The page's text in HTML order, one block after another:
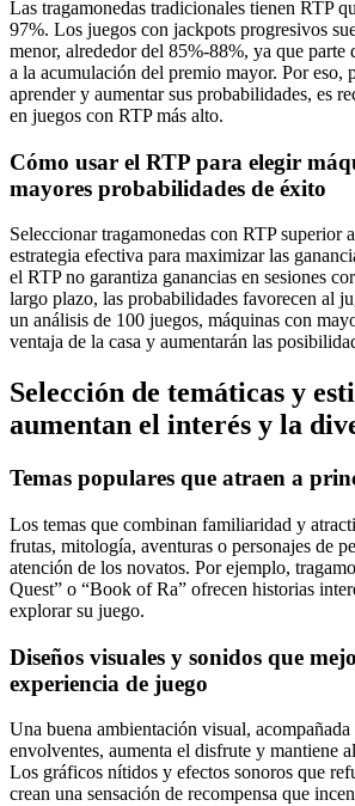
Las tragamonedas tradicionales tienen RTP
97%. Los juegos con jackpots progresivos
menor, alrededor del 85%-88%, ya que parte
a la acumulación del premio mayor. Por eso,
aprender y aumentar sus probabilidades, es
en juegos con RTP más alto.
Cómo usar el RTP para elegir
mayores probabilidades de éxito
Seleccionar tragamonedas con RTP superior
estrategia efectiva para maximizar las
el RTP no garantiza ganancias en sesiones
largo plazo, las probabilidades favorecen al
un análisis de 100 juegos, máquinas con
ventaja de la casa y aumentarán las
Selección de temáticas y
aumentan el interés y la
Temas populares que atraen a
Los temas que combinan familiaridad y
frutas, mitología, aventuras o personajes de
atención de los novatos. Por ejemplo,
Quest” o “Book of Ra” ofrecen historias
explorar su juego.
Diseños visuales y sonidos que
experiencia de juego
Una buena ambientación visual, acompañada
envolventes, aumenta el disfrute y mantiene
Los gráficos nítidos y efectos sonoros que
crean una sensación de recompensa que